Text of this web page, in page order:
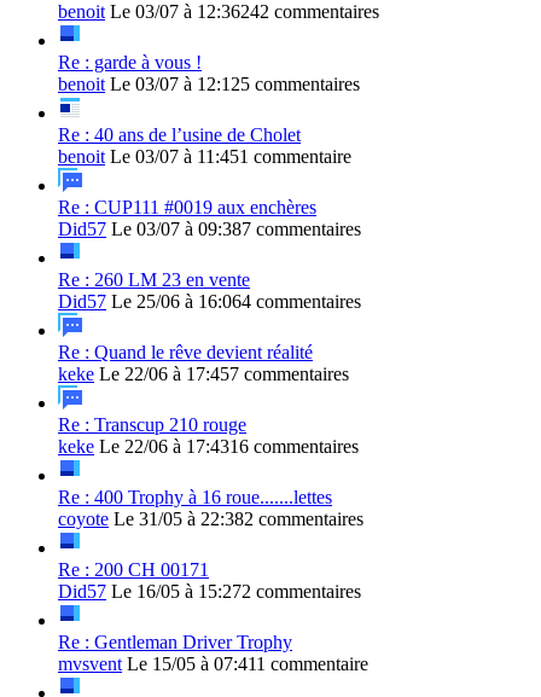
benoit Le 03/07 à 12:36242 commentaires
Re : garde à vous !
benoit Le 03/07 à 12:125 commentaires
Re : 40 ans de l’usine de Cholet
benoit Le 03/07 à 11:451 commentaire
Re : CUP111 #0019 aux enchères
Did57 Le 03/07 à 09:387 commentaires
Re : 260 LM 23 en vente
Did57 Le 25/06 à 16:064 commentaires
Re : Quand le rêve devient réalité
keke Le 22/06 à 17:457 commentaires
Re : Transcup 210 rouge
keke Le 22/06 à 17:4316 commentaires
Re : 400 Trophy à 16 roue.......lettes
coyote Le 31/05 à 22:382 commentaires
Re : 200 CH 00171
Did57 Le 16/05 à 15:272 commentaires
Re : Gentleman Driver Trophy
mvsvent Le 15/05 à 07:411 commentaire